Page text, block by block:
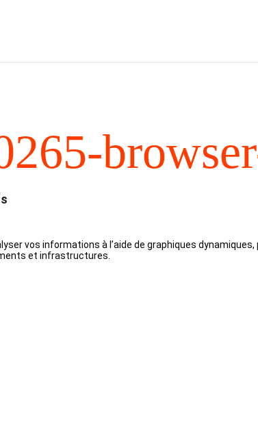
vos informations à l’aide de graphiques
et infrastructures.